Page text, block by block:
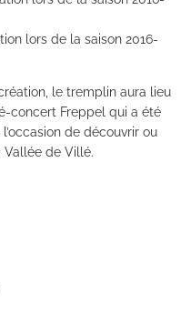
lors de la saison 2016-
le tremplin aura lieu
concert Freppel qui a été
de découvrir ou
de Villé.